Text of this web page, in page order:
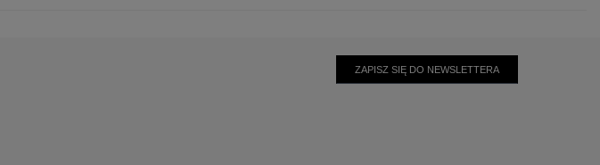
ZAPISZ SIĘ DO NEWSLETTERA